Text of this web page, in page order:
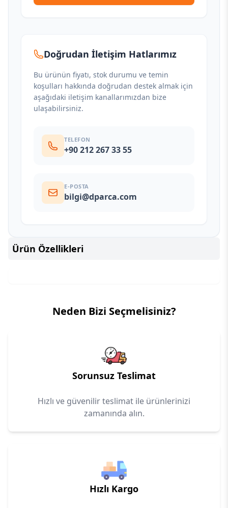
Doğrudan İletişim Hatlarımız
Bu ürünün fiyatı, stok durumu ve temin
koşulları hakkında doğrudan destek almak için
aşağıdaki iletişim kanallarımızdan bize
ulaşabilirsiniz.
TELEFON
+90 212 267 33 55
E-POSTA
bilgi@dparca.com
Ürün Özellikleri
Neden Bizi Seçmelisiniz?
Sorunsuz Teslimat
Hızlı ve güvenilir teslimat ile ürünlerinizi
zamanında alın.
Hızlı Kargo